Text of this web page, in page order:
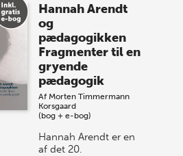
Hannah Arendt
og
pædagogikken
Fragmenter til en
gryende
pædagogik
Af Morten Timmermann
Korsgaard
(bog + e-bog)
Hannah Arendt er en
af det 20.